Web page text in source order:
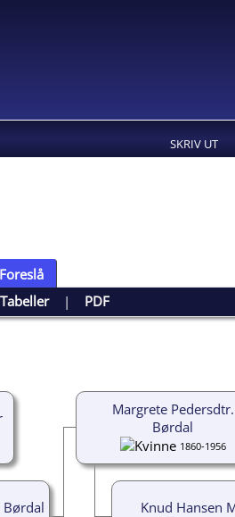
SKRIV UT
Foreslå
Tabeller| PDF
Margrete Pedersdtr.
Børdal
1860-1956
Knud Hansen
Børdal